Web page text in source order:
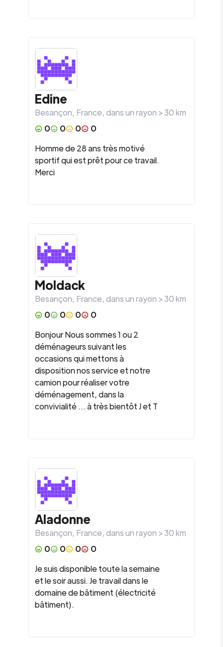
Edine
Besançon, France, dans un rayon >30km
0
0 0
0
Homme de 28 ans très motivé
sportif qui est prêt pour ce travail.
Merci
Moldack
Besançon, France, dans un rayon >30km
0
0 0
0
Bonjour Nous sommes 1 ou 2
déménageurs suivant les
occasions qui mettons à
disposition nos service et notre
camion pour réaliser votre
déménagement, dans la
convivialité ... à très bientôt J et T
Aladonne
Besançon, France, dans un rayon >30km
0
0 0
0
Je suis disponible toute la semaine
et le soir aussi. Je travail dans le
domaine de bâtiment (électricité
bâtiment).